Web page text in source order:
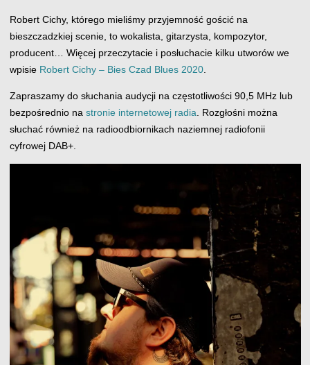
Robert Cichy, którego mieliśmy przyjemność gościć na
bieszczadzkiej scenie, to wokalista, gitarzysta, kompozytor,
producent… Więcej przeczytacie i posłuchacie kilku utworów we
wpisie Robert Cichy – Bies Czad Blues 2020.
Zapraszamy do słuchania audycji na częstotliwości 90,5 MHz lub
bezpośrednio na stronie internetowej radia . Rozgłośni można
słuchać również na radioodbiornikach naziemnej radiofonii
cyfrowej DAB+.